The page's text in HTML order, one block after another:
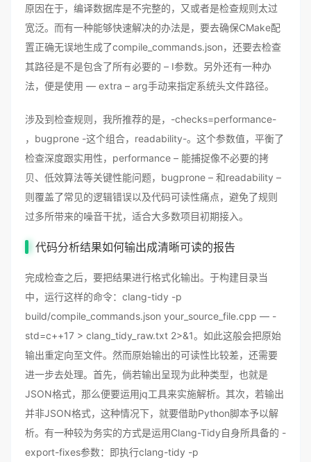
原因在于，编译数据库是不完整的，又或者是检查规则太过
宽泛。而有一种能够快速解决的办法是，要去确保CMake配
置正确无误地生成了compile_commands.json，还要去检查
其路径是不是包含了所有必要的 – I参数。另外还有一种办
法，便是使用 — extra – arg手动来指定系统头文件路径。
涉及到检查规则，我所推荐的是，-checks=performance-
，bugprone -这个组合，readability-。这个参数值，平衡了
检查深度跟实用性，performance – 能捕捉像不必要的拷
贝、低效算法等关键性能问题，bugprone – 和readability –
则覆盖了常见的逻辑错误以及代码可读性痛点，避免了规则
过多所带来的噪音干扰，适合大多数项目初期接入。
代码分析结果如何输出成清晰可读的报告
完成检查之后，要把结果进行格式化输出。于构建目录当
中，运行这样的命令：clang-tidy -p
build/compile_commands.json your_source_file.cpp — -
std=c++17 > clang_tidy_raw.txt 2>&1。如此这般会把原始
输出重定向至文件。然而原始输出的可读性比较差，还需要
进一步去处理。首先，倘若输出呈现为此种类型，也就是
JSON格式，那么便要运用jq工具来实施解析。其次，若输出
并非JSON格式，这种情况下，就要借助Python脚本予以解
析。有一种较为务实的方式是运用Clang-Tidy自身所具备的 -
export-fixes参数：即执行clang-tidy -p